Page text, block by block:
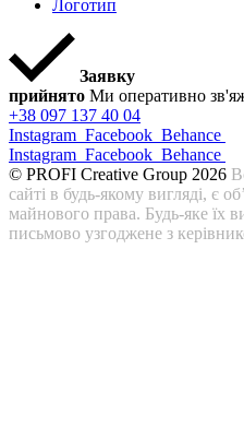
Логотип
Заявку
прийнято Ми оперативно
+38 097 137 40 04
Instagram Facebook Behance
Instagram Facebook Behance
© PROFI Creative Group 2026
сайті в будь-якому вигляді, є
майнового права. Будь-яке їх
письмово узгоджене з